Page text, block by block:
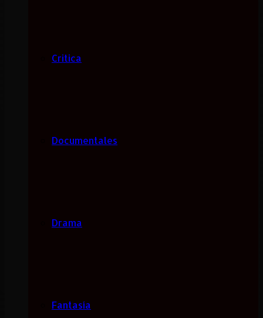
Critica
Documentales
Drama
Fantasía